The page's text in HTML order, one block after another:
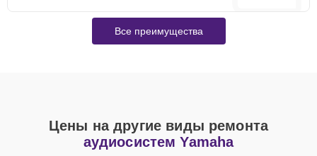
Все преимущества
Цены на другие виды ремонта
аудиосистем Yamaha